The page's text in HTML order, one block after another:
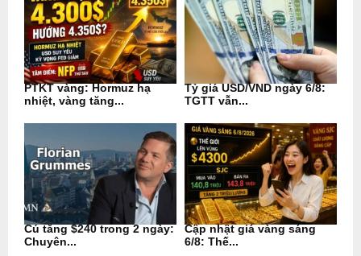
PTKT vàng: Hormuz hạ
nhiệt, vàng tăng...
Tỷ giá USD/VND ngày 6/8:
TGTT vẫn...
Cú tăng $240 trong 2 ngày:
Chuyên...
Cập nhật giá vàng sáng
6/8: Thế...